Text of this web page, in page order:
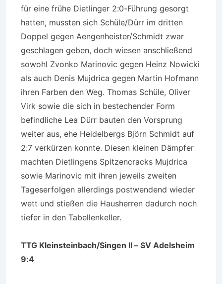
für eine frühe Dietlinger 2:0-Führung gesorgt
hatten, mussten sich Schüle/Dürr im dritten
Doppel gegen Aengenheister/Schmidt zwar
geschlagen geben, doch wiesen anschließend
sowohl Zvonko Marinovic gegen Heinz Nowicki
als auch Denis Mujdrica gegen Martin Hofmann
ihren Farben den Weg. Thomas Schüle, Oliver
Virk sowie die sich in bestechender Form
befindliche Lea Dürr bauten den Vorsprung
weiter aus, ehe Heidelbergs Björn Schmidt auf
2:7 verkürzen konnte. Diesen kleinen Dämpfer
machten Dietlingens Spitzencracks Mujdrica
sowie Marinovic mit ihren jeweils zweiten
Tageserfolgen allerdings postwendend wieder
wett und stießen die Hausherren dadurch noch
tiefer in den Tabellenkeller.
TTG Kleinsteinbach/Singen II – SV Adelsheim
9:4